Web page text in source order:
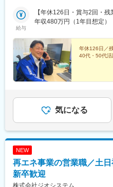
給与
【年休126日・賞与2回・残
年収480万円（1年目想定）
年休126日／
40代・50代活
気になる
NEW
再エネ事業の営業職／土
新卒歓迎